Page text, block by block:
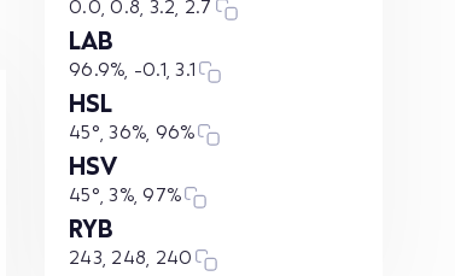
0.0, 0.8, 3.2, 2.7
LAB
96.9%, -0.1, 3.1
HSL
45°, 36%, 96%
HSV
45°, 3%, 97%
RYB
243, 248, 240